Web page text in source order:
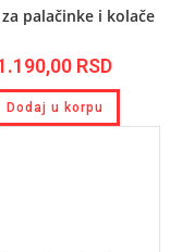
palačinke i kolače
RSD
Dodaj u korpu